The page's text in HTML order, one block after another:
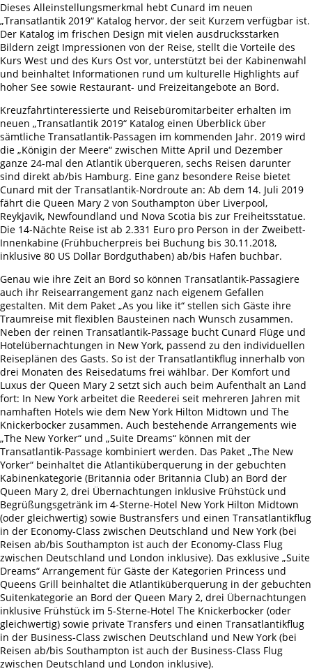
Dieses Alleinstellungsmerkmal hebt Cunard im neuen
„Transatlantik 2019“ Katalog hervor, der seit Kurzem verfügbar ist.
Der Katalog im frischen Design mit vielen ausdrucksstarken
Bildern zeigt Impressionen von der Reise, stellt die Vorteile des
Kurs West und des Kurs Ost vor, unterstützt bei der Kabinenwahl
und beinhaltet Informationen rund um kulturelle Highlights auf
hoher See sowie Restaurant- und Freizeitangebote an Bord.
Kreuzfahrtinteressierte und Reisebüromitarbeiter erhalten im
neuen „Transatlantik 2019“ Katalog einen Überblick über
sämtliche Transatlantik-Passagen im kommenden Jahr. 2019 wird
die „Königin der Meere“ zwischen Mitte April und Dezember
ganze 24-mal den Atlantik überqueren, sechs Reisen darunter
sind direkt ab/bis Hamburg. Eine ganz besondere Reise bietet
Cunard mit der Transatlantik-Nordroute an: Ab dem 14. Juli 2019
fährt die Queen Mary 2 von Southampton über Liverpool,
Reykjavik, Newfoundland und Nova Scotia bis zur Freiheitsstatue.
Die 14-Nächte Reise ist ab 2.331 Euro pro Person in der Zweibett-
Innenkabine (Frühbucherpreis bei Buchung bis 30.11.2018,
inklusive 80 US Dollar Bordguthaben) ab/bis Hafen buchbar.
Genau wie ihre Zeit an Bord so können Transatlantik-Passagiere
auch ihr Reisearrangement ganz nach eigenem Gefallen
gestalten. Mit dem Paket „As you like it“ stellen sich Gäste ihre
Traumreise mit flexiblen Bausteinen nach Wunsch zusammen.
Neben der reinen Transatlantik-Passage bucht Cunard Flüge und
Hotelübernachtungen in New York, passend zu den individuellen
Reiseplänen des Gasts. So ist der Transatlantikflug innerhalb von
drei Monaten des Reisedatums frei wählbar. Der Komfort und
Luxus der Queen Mary 2 setzt sich auch beim Aufenthalt an Land
fort: In New York arbeitet die Reederei seit mehreren Jahren mit
namhaften Hotels wie dem New York Hilton Midtown und The
Knickerbocker zusammen. Auch bestehende Arrangements wie
„The New Yorker“ und „Suite Dreams“ können mit der
Transatlantik-Passage kombiniert werden. Das Paket „The New
Yorker“ beinhaltet die Atlantiküberquerung in der gebuchten
Kabinenkategorie (Britannia oder Britannia Club) an Bord der
Queen Mary 2, drei Übernachtungen inklusive Frühstück und
Begrüßungsgetränk im 4-Sterne-Hotel New York Hilton Midtown
(oder gleichwertig) sowie Bustransfers und einen Transatlantikflug
in der Economy-Class zwischen Deutschland und New York (bei
Reisen ab/bis Southampton ist auch der Economy-Class Flug
zwischen Deutschland und London inklusive). Das exklusive „Suite
Dreams“ Arrangement für Gäste der Kategorien Princess und
Queens Grill beinhaltet die Atlantiküberquerung in der gebuchten
Suitenkategorie an Bord der Queen Mary 2, drei Übernachtungen
inklusive Frühstück im 5-Sterne-Hotel The Knickerbocker (oder
gleichwertig) sowie private Transfers und einen Transatlantikflug
in der Business-Class zwischen Deutschland und New York (bei
Reisen ab/bis Southampton ist auch der Business-Class Flug
zwischen Deutschland und London inklusive).